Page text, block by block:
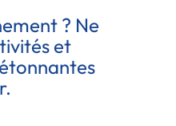
? Ne
et